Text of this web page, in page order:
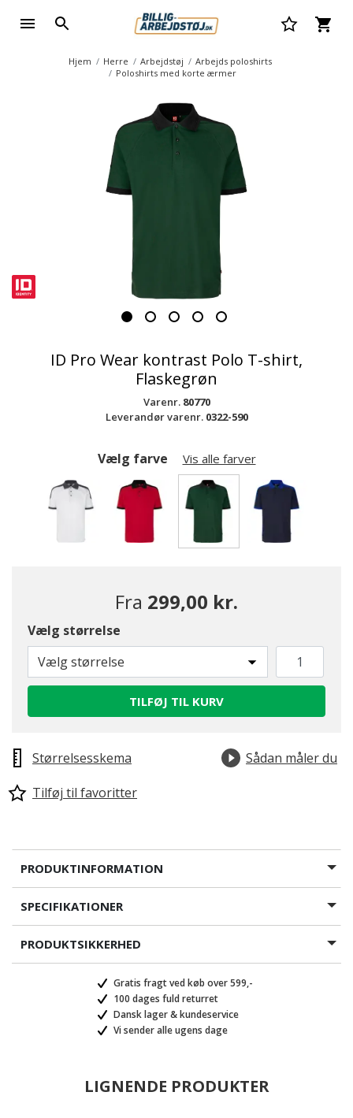
Hjem Herre Arbejdstøj
Arbejds poloshirts
Poloshirts med korte ærmer
ID Pro Wear kontrast Polo T-shirt,
Flaskegrøn
Varenr. 80770
Leverandør varenr. 0322-590
Vælg farve Vis alle farver
Fra 299,00 kr.
Vælg størrelse
Vælg størrelse
TILFØJ TIL KURV
Størrelsesskema
Sådan måler du
Tilføj til favoritter
PRODUKTINFORMATION
SPECIFIKATIONER
PRODUKTSIKKERHED
Gratis fragt ved køb over 599,-
100 dages fuld returret
Dansk lager & kundeservice
Vi sender alle ugens dage
LIGNENDE PRODUKTER